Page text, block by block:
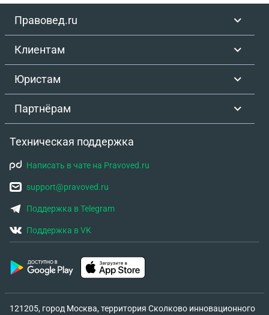
Правовед.ru
Клиентам
Юристам
Партнёрам
Техническая поддержка
Написать в чате на Pravoved.ru
support@pravoved.ru
Поддержка в Telegram
Поддержка в VK
121205, город Москва, территория Сколково инновационного